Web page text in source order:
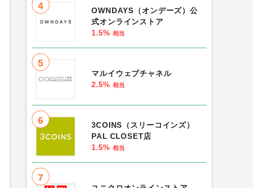
4
OWNDAYS（オンデーズ）公
式オンラインストア
1.5% 相当
5
マルイウェブチャネル
2.5% 相当
6
3COINS（スリーコインズ）
PAL CLOSET店
1.5% 相当
7